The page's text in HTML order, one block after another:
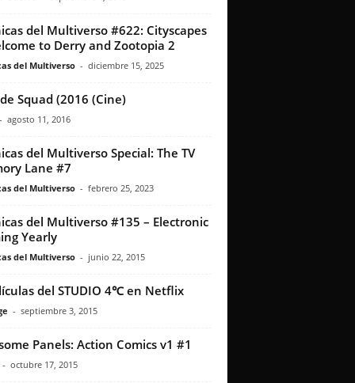
del Multiverso #622: Cityscapes
to Derry and Zootopia 2
del Multiverso - diciembre 15, 2025
Squad (2016 (Cine)
- agosto 11, 2016
del Multiverso Special: The TV
Lane #7
del Multiverso - febrero 25, 2023
del Multiverso #135 – Electronic
Yearly
del Multiverso - junio 22, 2015
del STUDIO 4℃ en Netflix
- septiembre 3, 2015
Panels: Action Comics v1 #1
- octubre 17, 2015